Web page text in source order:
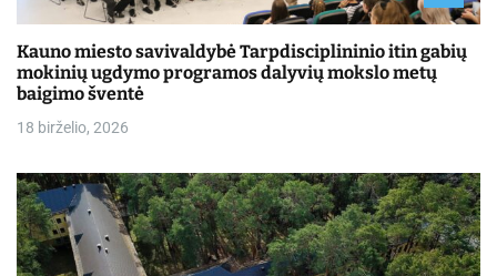
Kauno miesto savivaldybė Tarpdisciplininio itin gabių
mokinių ugdymo programos dalyvių mokslo metų
baigimo šventė
18 birželio, 2026